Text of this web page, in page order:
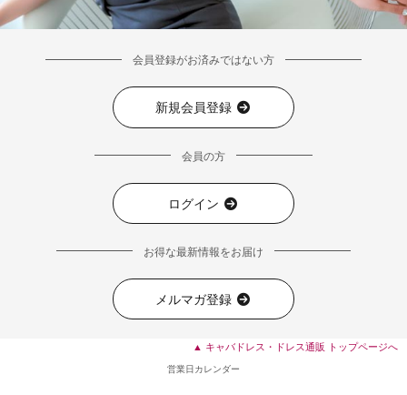
会員登録がお済みではない方
新規会員登録
会員の方
ログイン
お得な最新情報をお届け
メルマガ登録
▲ キャバドレス・ドレス通販 トップページへ
営業日カレンダー